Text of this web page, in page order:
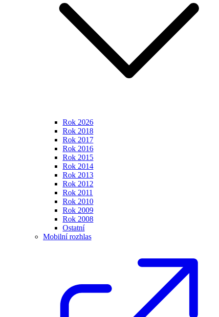
Rok 2026
Rok 2018
Rok 2017
Rok 2016
Rok 2015
Rok 2014
Rok 2013
Rok 2012
Rok 2011
Rok 2010
Rok 2009
Rok 2008
Ostatní
Mobilní rozhlas